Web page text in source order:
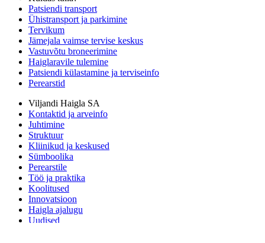
Patsiendi transport
Ühistransport ja parkimine
Tervikum
Jämejala vaimse tervise keskus
Vastuvõtu broneerimine
Haiglaravile tulemine
Patsiendi külastamine ja terviseinfo
Perearstid
Viljandi Haigla SA
Kontaktid ja arveinfo
Juhtimine
Struktuur
Kliinikud ja keskused
Sümboolika
Perearstile
Töö ja praktika
Koolitused
Innovatsioon
Haigla ajalugu
Uudised